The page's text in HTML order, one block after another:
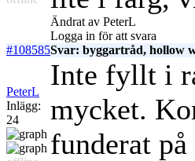
Ändrat av PeterL
Logga in för att svara
#108585Svar: byggartråd, hollow
PeterL
Inlägg:
24
Inte fyllt i
mycket.
funderat